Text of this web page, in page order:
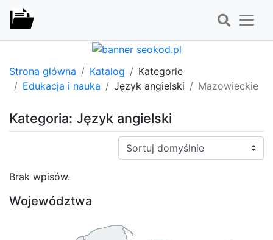
Strona główna Katalog
Kategorie
Edukacja i nauka
Język angielski Mazowieckie
Kategoria: Język angielski
Sortuj:
Brak wpisów.
Województwa